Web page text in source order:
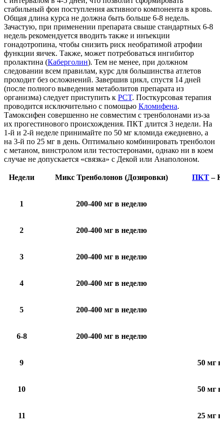
стабильный фон поступления активного компонента в кровь.
Общая длина курса не должна быть больше 6-8 недель.
Зачастую, при применении препарата свыше стандартных 6-8
недель рекомендуется вводить также и инъекции
гонадотропина, чтобы снизить риск необратимой атрофии
функции яичек. Также, может потребоваться ингибитор
пролактина (Каберголин). Тем не менее, при должном
следовании всем правилам, курс для большинства атлетов
проходит без осложнений. Завершив цикл, спустя 14 дней
(после полного выведения метаболитов препарата из
организма) следует приступить к PCT. Посткурсовая терапия
проводится исключительно с помощью Кломифена.
Тамоксифен совершенно не совместим с тренболонами из-за
их прогестинового происхождения. ПКТ длится 3 недели. На
1-й и 2-й неделе принимайте по 50 мг кломида ежедневно, а
на 3-й по 25 мг в день. Оптимально комбинировать тренболон
с метаном, винстролом или тестостеронами, однако ни в коем
случае не допускается «связка» с Декой или Анаполоном.
Недели Микс Тренболонов (Дозировки) ПКТ–
1 200-400 мг в неделю
2 200-400 мг в неделю
3 200-400 мг в неделю
4 200-400 мг в неделю
5 200-400 мг в неделю
6-8 200-400 мг в неделю
9 50 мг
10 50 мг
11 25 мг